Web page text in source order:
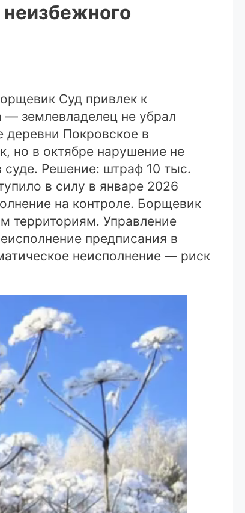
Суд привлек к
— землевладелец не убрал
деревни Покровское в
но в октябре нарушение не
суде. Решение: штраф 10 тыс.
в силу в январе 2026
на контроле. Борщевик
территориям. Управление
предписания в
неисполнение — риск